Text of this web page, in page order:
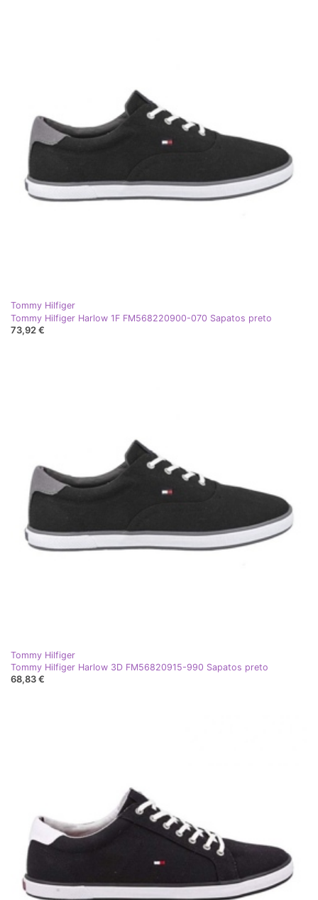
Tommy Hilfiger
Tommy Hilfiger Harlow 1F FM568220900-070 Sapatos preto
73,92 €
Tommy Hilfiger
Tommy Hilfiger Harlow 3D FM56820915-990 Sapatos preto
68,83 €